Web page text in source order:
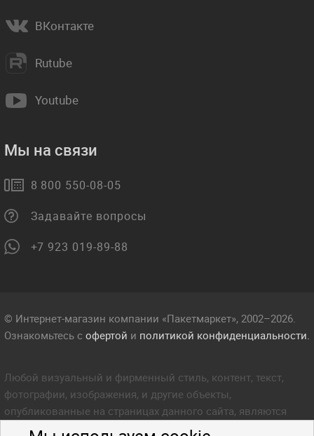
ВКонтакте
Rutube
Youtube
Мы на связи
8 800 550-08-05
Задавайте вопросы
+7 923 019-89-88
© Интернет-магазин компании «Пакетмаркет», 2002–2026.
Ознакомьтесь с офертой и политикой конфиденциальности.
Любой визуальный и фирменный стиль, контент, текст,
фотографии, изображения, и другие объекты,
опубликованные на страницах данного сайта, являются
объектом прав интеллектуальной собственности компании